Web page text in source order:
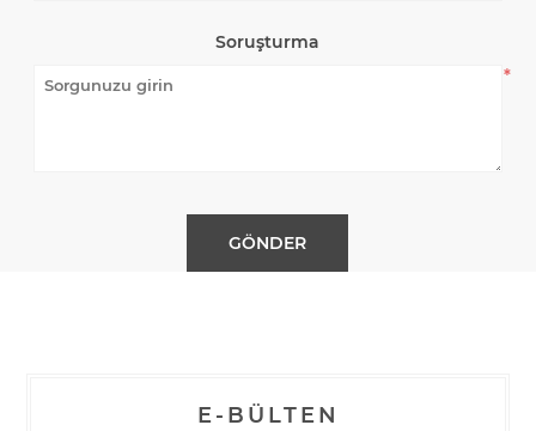
Soruşturma
*
E-BÜLTEN